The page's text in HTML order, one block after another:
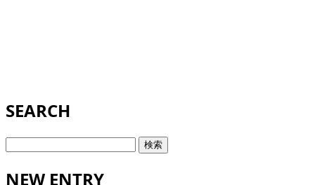
SEARCH
検
NEW ENTRY